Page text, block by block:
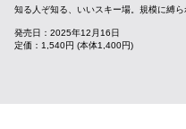
知る人ぞ知る、いいスキー場。規模に縛
発売日：2025年12月16日
定価：1,540円 (本体1,400円)